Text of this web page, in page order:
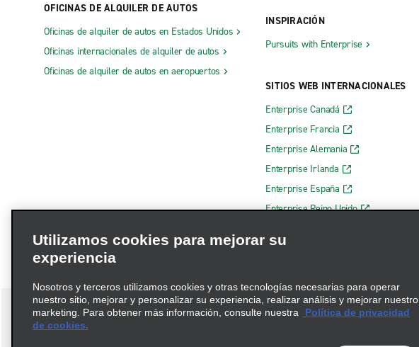
OFICINAS DE ALQUILER DE AUTOS
Oficinas de alquiler de autos en Estados Unidos
Oficinas internacionales de alquiler de autos
Oficinas de alquiler de autos en aeropuertos
INSPIRACIÓN
Pursuits with Enterprise
SITIOS WEB INTERNACIONALES
Enterprise Canadá
Enterprise Francia
Enterprise Alemania
Enterprise Irlanda
Enterprise España
Enterprise Reino Unido
Utilizamos cookies para mejorar su
experiencia
Nosotros y terceros utilizamos cookies y otras tecnologías necesarias para operar
nuestro sitio, mejorar y personalizar su experiencia, realizar análisis y mejorar nuestro
marketing. Para obtener más información, consulte nuestra
Política de privacidad
de cookies.